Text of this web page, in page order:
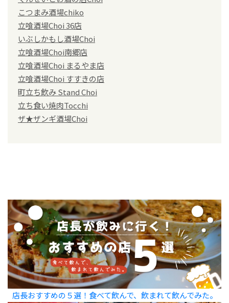
こつまみ酒場chiko
立喰酒場Choi 36店
いぶしかもし酒場Choi
立喰酒場Choi南郷店
立喰酒場Choi まるやま店
立喰酒場Choi すすきの店
町立ち飲み Stand Choi
立ち食い焼肉Tocchi
ザ★ザンギ酒場Choi
店長おすすめの５選！食べて飲んで、飲まれて飲んでみた。